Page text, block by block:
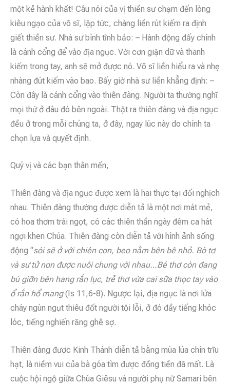
một kẻ hành khất! Câu nói của vị thiền sư chạm đến lòng
kiêu ngạo của võ sĩ, lập tức, chàng liền rút kiếm ra định
giết thiền sư. Nhà sư bình tĩnh bảo: – Hành động đấy chính
là cánh cổng để vào địa ngục. Với cơn giận dữ và thanh
kiếm trong tay, anh sẽ mở được nó. Võ sĩ liền hiểu ra và nhẹ
nhàng đút kiếm vào bao. Bấy giờ nhà sư liền khẳng định: –
Còn đây là cánh cổng vào thiên đàng. Người ta thường nghĩ
mọi thứ ở đâu đó bên ngoài. Thật ra thiên đàng và địa ngục
đều ở trong mỗi chúng ta, ở đây, ngay lúc này do chính ta
chọn lựa và quyết định.
Quý vị và các bạn thân mến,
Thiên đàng và địa ngục được xem là hai thực tại đối nghịch
nhau. Thiên đàng thường được diễn tả là một nơi mát mẻ,
có hoa thơm trái ngọt, có các thiên thần ngày đêm ca hát
ngợi khen Chúa. Thiên đàng còn diễn tả với hình ảnh sống
động “sói sẽ ở với chiên con, beo nằm bên bê nhỏ. Bò tơ
và sư tử non được nuôi chung với nhau…Bé thơ còn đang
bú giỡn bên hang rắn lục, trẻ thơ vừa cai sữa thọc tay vào
ổ rắn hổ mang(Is 11,6-8). Ngược lại, địa ngục là nơi lửa
cháy ngùn ngụt thiêu đốt người tội lỗi, ở đó đầy tiếng khóc
lóc, tiếng nghiến răng ghê sợ.
Thiên đàng được Kinh Thánh diễn tả bằng mùa lúa chín trĩu
hạt, là niềm vui của bà góa tìm được đồng tiền đã mất. Là
cuộc hội ngộ giữa Chúa Giêsu và người phụ nữ Samari bên